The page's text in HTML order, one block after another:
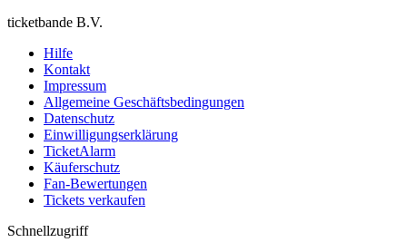
ticketbande B.V.
Hilfe
Kontakt
Impressum
Allgemeine Geschäftsbedingungen
Datenschutz
Einwilligungserklärung
TicketAlarm
Käuferschutz
Fan-Bewertungen
Tickets verkaufen
Schnellzugriff